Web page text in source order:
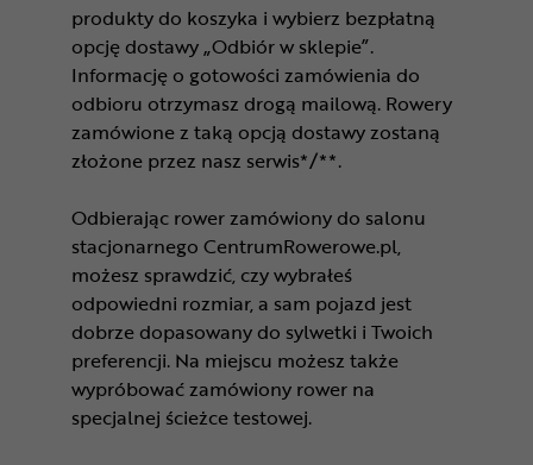
produkty do koszyka i wybierz bezpłatną
opcję dostawy „Odbiór w sklepie”.
Informację o gotowości zamówienia do
odbioru otrzymasz drogą mailową. Rowery
zamówione z taką opcją dostawy zostaną
złożone przez nasz serwis*/**.
Odbierając rower zamówiony do salonu
stacjonarnego CentrumRowerowe.pl,
możesz sprawdzić, czy wybrałeś
odpowiedni rozmiar, a sam pojazd jest
dobrze dopasowany do sylwetki i Twoich
preferencji. Na miejscu możesz także
wypróbować zamówiony rower na
specjalnej ścieżce testowej.